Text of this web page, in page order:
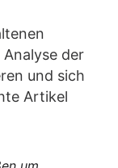
der
und sich
Artikel